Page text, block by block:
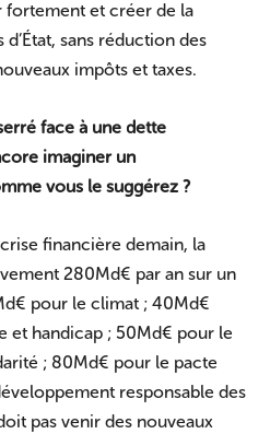
fortement et créer de la
sans réduction des
impôts et taxes.
face à une dette
imaginer un
vous le suggérez ?
financière demain, la
280Md€ par an sur un
pour le climat ; 40Md€
et handicap ; 50Md€ pour le
; 80Md€ pour le pacte
responsable des
pas venir des nouveaux